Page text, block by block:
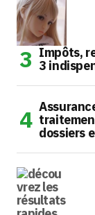
Impôts,
3
dossiers